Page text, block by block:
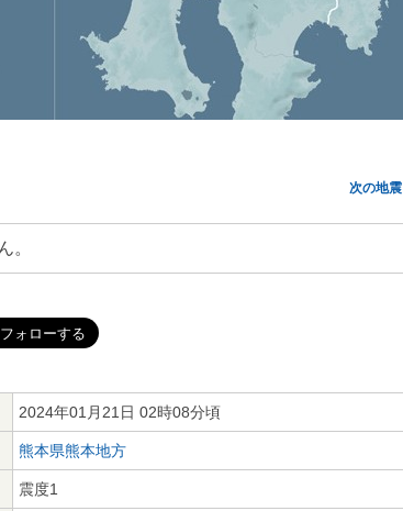
次の地震
。
2024年01月21日 02時08分頃
熊本県熊本地方
震度1